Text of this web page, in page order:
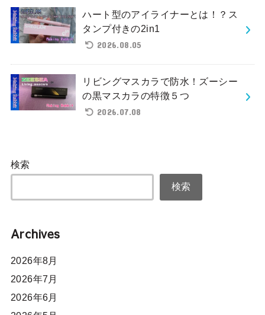
ハート型のアイライナーとは！？ス
タンプ付きの2in1
2026.08.05
リビングマスカラで防水！ズーシー
の黒マスカラの特徴５つ
2026.07.08
検索
検索
Archives
2026年8月
2026年7月
2026年6月